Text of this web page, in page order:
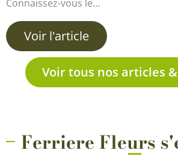
Connaissez-vous le…
Voir l'article
Voir tous nos articles
Ferriere Fleurs